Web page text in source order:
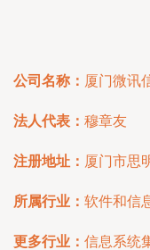
公司名称： 厦门微讯
法人代表： 穆章友
注册地址： 厦门市思
所属行业： 软件和信
更多行业： 信息系统